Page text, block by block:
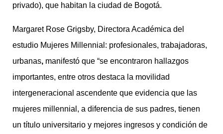
privado), que habitan la ciudad de Bogotá.
Margaret Rose Grigsby, Directora Académica del
estudio Mujeres Millennial: profesionales, trabajadoras,
urbanas, manifestó que “se encontraron hallazgos
importantes, entre otros destaca la movilidad
intergeneracional ascendente que evidencia que las
mujeres millennial, a diferencia de sus padres, tienen
un título universitario y mejores ingresos y condición de